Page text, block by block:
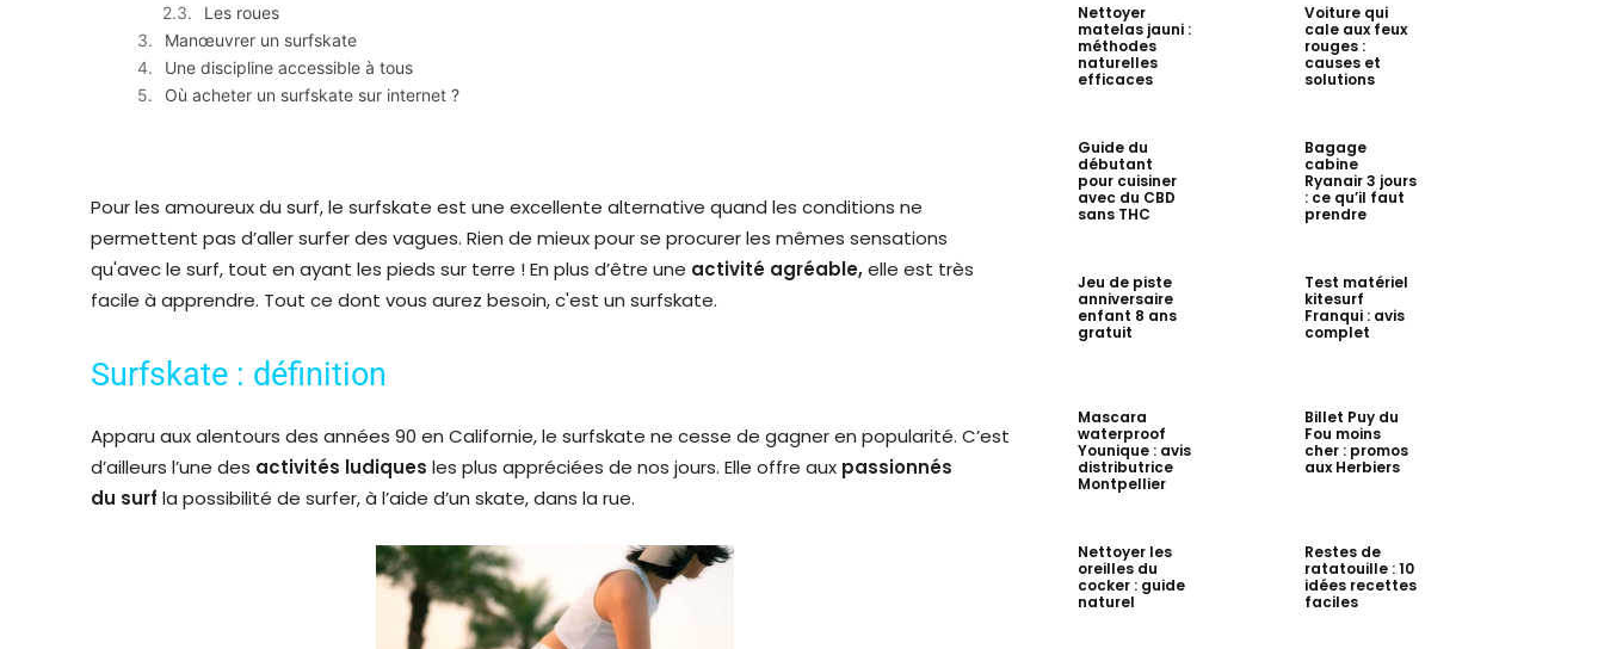
Les roues
Manœuvrer un surfskate
Une discipline accessible à tous
Où acheter un surfskate sur internet ?
Pour les amoureux du surf, le surfskate est une excellente alternative quand les conditions ne
permettent pas d’aller surfer des vagues. Rien de mieux pour se procurer les mêmes sensations
qu'avec le surf, tout en ayant les pieds sur terre ! En plus d’être une activité agréable,elle est très
facile à apprendre. Tout ce dont vous aurez besoin, c'est un surfskate.
Surfskate : définition
Apparu aux alentours des années 90 en Californie, le surfskate ne cesse de gagner en popularité. C’est
d’ailleurs l’une des activités ludiques les plus appréciées de nos jours. Elle offre aux passionnés
du surf la possibilité de surfer, à l’aide d’un skate, dans la rue.
Nettoyer
matelas jauni :
méthodes
naturelles
efficaces
Voiture qui
cale aux feux
rouges :
causes et
solutions
Guide du
débutant
pour cuisiner
avec du CBD
sans THC
Bagage
cabine
Ryanair 3 jours
: ce qu’il faut
prendre
Jeu de piste
anniversaire
enfant 8 ans
gratuit
Test matériel
kitesurf
Franqui : avis
complet
Mascara
waterproof
Younique : avis
distributrice
Montpellier
Billet Puy du
Fou moins
cher : promos
aux Herbiers
Nettoyer les
oreilles du
cocker : guide
naturel
Restes de
ratatouille : 10
idées recettes
faciles